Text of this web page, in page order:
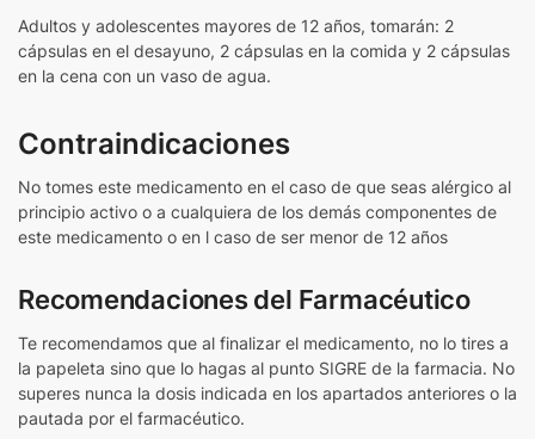
Adultos y adolescentes mayores de 12 años, tomarán: 2
cápsulas en el desayuno, 2 cápsulas en la comida y 2 cápsulas
en la cena con un vaso de agua.
Contraindicaciones
No tomes este medicamento en el caso de que seas alérgico al
principio activo o a cualquiera de los demás componentes de
este medicamento o en l caso de ser menor de 12 años
Recomendaciones del Farmacéutico
Te recomendamos que al finalizar el medicamento, no lo tires a
la papeleta sino que lo hagas al punto SIGRE de la farmacia. No
superes nunca la dosis indicada en los apartados anteriores o la
pautada por el farmacéutico.